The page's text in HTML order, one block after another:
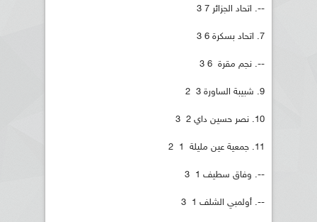
--. اتحاد الجزائر 7 3
7. اتحاد بسكرة 6 3
--. نجم مقرة 6 3
9. شبيبة الساورة 3 2
10. نصر حسين داي 2 3
11. جمعية عين مليلة 1 2
--. وفاق سطيف 1 3
--. أولمبي الشلف 1 3